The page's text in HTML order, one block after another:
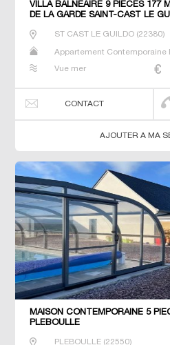
VILLA BALNEAIRE 9 PIECES 177
DE LA GARDE SAINT-CAST LE
ST CAST LE GUILDO(22380)
Appartement Contemporaine
Vue mer
CONTACT
AJOUTER A MA
MAISON CONTEMPORAINE 5
PLEBOULLE
PLEBOULLE(22550)